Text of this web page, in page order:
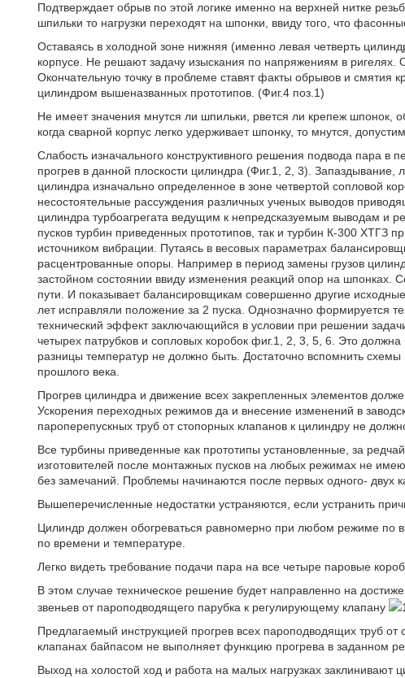
Подтверждает обрыв по этой логике именно на верхней нитке
шпильки то нагрузки переходят на шпонки, ввиду того, что
Оставаясь в холодной зоне нижняя (именно левая четверть
корпусе. Не решают задачу изыскания по напряжениям в ригелях.
Окончательную точку в проблеме ставят факты обрывов и смятия
цилиндром вышеназванных прототипов. (Фиг.4 поз.1)
Не имеет значения мнутся ли шпильки, рвется ли крепеж шпонок,
когда сварной корпус легко удерживает шпонку, то мнутся,
Слабость изначального конструктивного решения подвода пара в
прогрев в данной плоскости цилиндра (Фиг.1, 2, 3). Запаздывание,
цилиндра изначально определенное в зоне четвертой сопловой
несостоятельные рассуждения различных ученых выводов
цилиндра турбоагрегата ведущим к непредсказуемым выводам и
пусков турбин приведенных прототипов, так и турбин К-300 ХТГЗ
источником вибрации. Путаясь в весовых параметрах
расцентрованные опоры. Например в период замены грузов
застойном состоянии ввиду изменения реакций опор на шпонках.
пути. И показывает балансировщикам совершенно другие
лет исправляли положение за 2 пуска. Однозначно формируется
технический эффект заключающийся в условии при решении
четырех патрубков и сопловых коробок фиг.1, 2, 3, 5, 6. Это
разницы температур не должно быть. Достаточно вспомнить
прошлого века.
Прогрев цилиндра и движение всех закрепленных элементов
Ускорения переходных режимов да и внесение изменений в
пароперепускных труб от стопорных клапанов к цилиндру не
Все турбины приведенные как прототипы установленные, за
изготовителей после монтажных пусков на любых режимах не
без замечаний. Проблемы начинаются после первых одного- двух
Вышеперечисленные недостатки устраняются, если устранить
Цилиндр должен обогреваться равномерно при любом режиме по
по времени и температуре.
Легко видеть требование подачи пара на все четыре паровые
В этом случае техническое решение будет направленно на
звеньев от пароподводящего парубка к регулирующему клапану
Предлагаемый инструкцией прогрев всех пароподводящих труб
клапанах байпасом не выполняет функцию прогрева в заданном
Выход на холостой ход и работа на малых нагрузках заклинивают